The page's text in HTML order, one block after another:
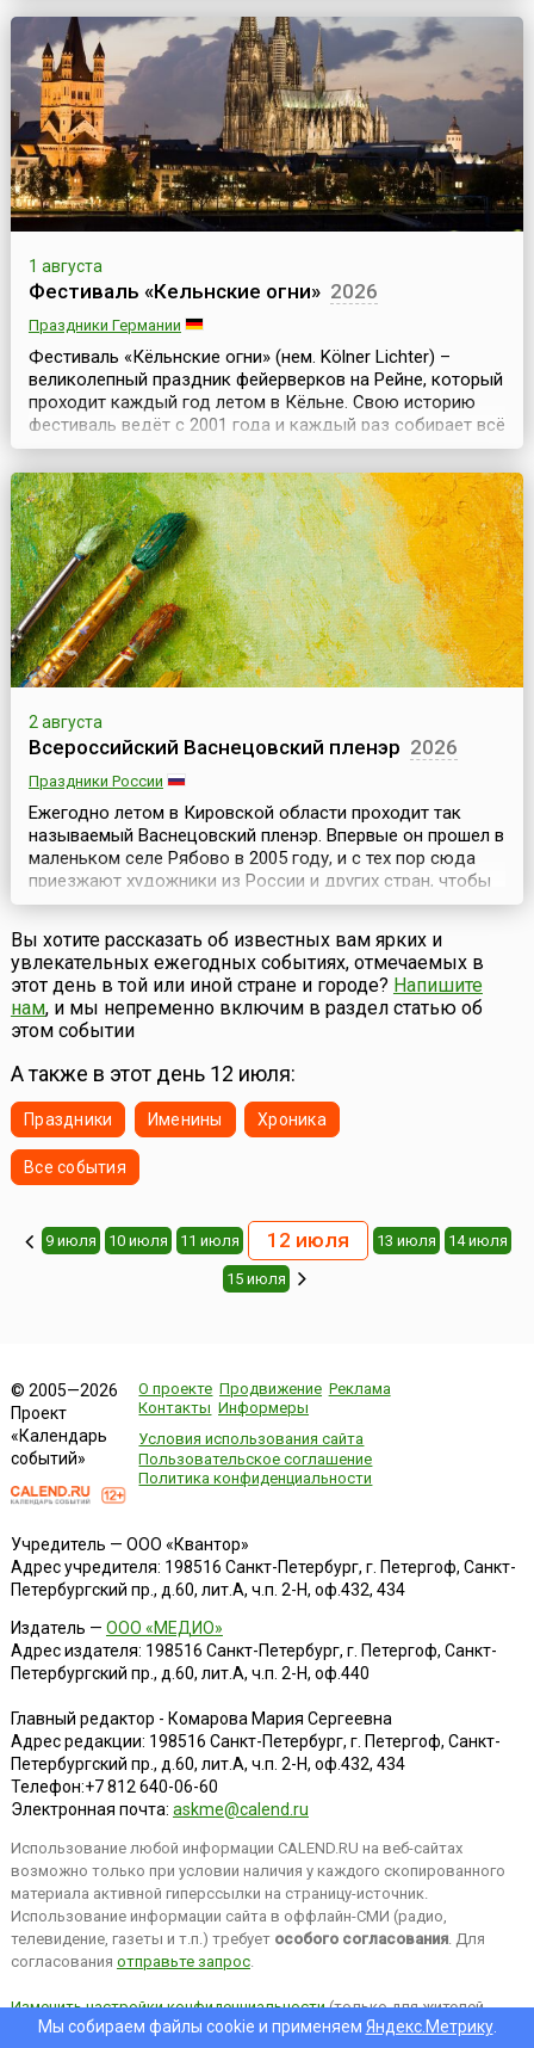
несколько тысяч человек. Со всего мира съезжаются
сюда люди на широко известный Морской фестиваль
(Kotka Maritime Festival) – самый большой летний пр...
1 августа
Фестиваль «Кельнские огни» 2026
Праздники Германии
Фестиваль «Кёльнские огни» (нем. Kölner Lichter) –
великолепный праздник фейерверков на Рейне, который
проходит каждый год летом в Кёльне. Свою историю
фестиваль ведёт с 2001 года и каждый раз собирает всё
больше зрителей. В первые годы количество туристов,
специально приезжавших в город, чтобы посмотреть на
фейерверки, исчислялось десятками тысяч. Сегодня их
число доходит до нескольких сотен ...
2 августа
Всероссийский Васнецовский пленэр 2026
Праздники России
Ежегодно летом в Кировской области проходит так
называемый Васнецовский пленэр. Впервые он прошел в
маленьком селе Рябово в 2005 году, и с тех пор сюда
приезжают художники из России и других стран, чтобы
писать с натуры в местах, где создавали свои
произведения Виктор и Аполлинарий Васнецовы.С 2012
года программа пленэра изменилась. Усадьба в Рябово
находилась на реконструкции, поэтому художни...
Вы хотите рассказать об известных вам ярких и
увлекательных ежегодных событиях, отмечаемых в
этот день в той или иной стране и городе? Напишите
нам, и мы непременно включим в раздел статью об
этом событии
А также в этот день 12 июля:
Праздники Именины Хроника
Все события
9 июля 10 июля 11 июля 12 июля 13 июля 14 июля
15 июля
© 2005—2026
Проект
«Календарь
событий»
О проекте Продвижение Реклама
Контакты Информеры
Условия использования сайта
Пользовательское соглашение
Политика конфиденциальности
Учредитель — ООО «Квантор»
Адрес учредителя: 198516 Санкт-Петербург, г. Петергоф, Санкт-
Петербургский пр., д.60, лит.А, ч.п. 2-Н, оф.432, 434
Издатель — ООО «МЕДИО»
Адрес издателя: 198516 Санкт-Петербург, г. Петергоф, Санкт-
Петербургский пр., д.60, лит.А, ч.п. 2-Н, оф.440
Главный редактор - Комарова Мария Сергеевна
Адрес редакции: 198516 Санкт-Петербург, г. Петергоф, Санкт-
Петербургский пр., д.60, лит.А, ч.п. 2-Н, оф.432, 434
Телефон:+7 812 640-06-60
Электронная почта: askme@calend.ru
Использование любой информации CALEND.RU на веб-сайтах
возможно только при условии наличия у каждого скопированного
материала активной гиперссылки на страницу-источник.
Использование информации сайта в оффлайн-СМИ (радио,
телевидение, газеты и т.п.) требует особого согласования. Для
согласования отправьте запрос.
Изменить настройки конфиденциальности(только для жителей
EEA).Мы собираем файлы cookie и применяем Яндекс.Метрику.